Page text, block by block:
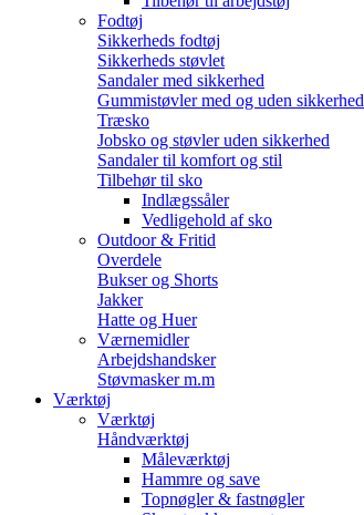
Fodtøj
Sikkerheds fodtøj
Sikkerheds støvlet
Sandaler med sikkerhed
Gummistøvler med og uden sikkerhed
Træsko
Jobsko og støvler uden sikkerhed
Sandaler til komfort og stil
Tilbehør til sko
Indlægssåler
Vedligehold af sko
Outdoor & Fritid
Overdele
Bukser og Shorts
Jakker
Hatte og Huer
Værnemidler
Arbejdshandsker
Støvmasker m.m
Værktøj
Værktøj
Håndværktøj
Måleværktøj
Hammre og save
Topnøgler & fastnøgler